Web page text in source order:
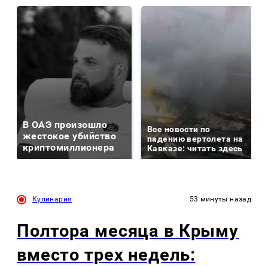
В ОАЭ произошло
жестокое убийство
криптомиллионера
Все новости по
падению вертолета на
Кавказе: читать здесь
Кулинария 53 минуты назад
Полтора месяца в Крыму
вместо трех недель: